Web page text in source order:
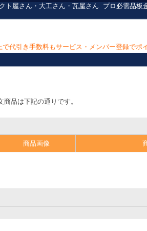
ト屋さん・大工さん・瓦屋さん プロ必需品板
代引き手数料もサービス・メンバー登録でポ
商品は下記の通りです。
商品画像